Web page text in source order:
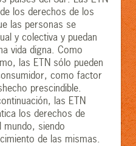
los derechos de los
las personas se
y colectiva y puedan
vida digna. Como
las ETN sólo pueden
como factor
prescindible.
las ETN
los derechos de
mundo, siendo
de las mismas.